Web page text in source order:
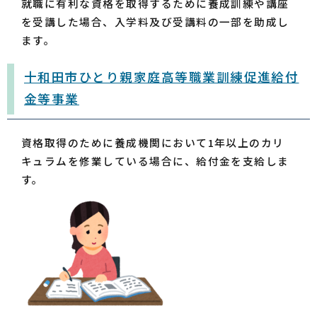
就職に有利な資格を取得するために養成訓練や講座
を受講した場合、入学料及び受講料の一部を助成し
ます。
十和田市ひとり親家庭高等職業訓練促進給付
金等事業
資格取得のために養成機関において1年以上のカリ
キュラムを修業している場合に、給付金を支給しま
す。